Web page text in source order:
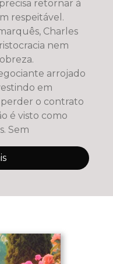
retornar à
respeitável.
Charles
nem
arrojado
em
perder o contrato
é visto como
Sem